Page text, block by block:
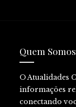
Quem Somos
O Atualidades
informações
conectando